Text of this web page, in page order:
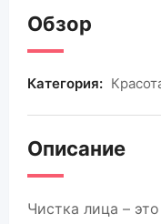
Обзор
Категория:
Описание
Чистка лица –